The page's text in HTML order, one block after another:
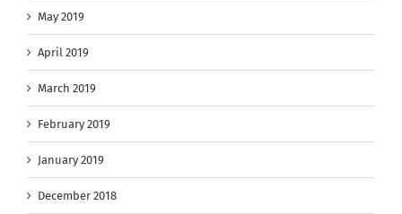
May 2019
April 2019
March 2019
February 2019
January 2019
December 2018